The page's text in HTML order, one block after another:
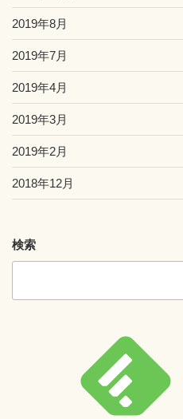
2019年8月
2019年7月
2019年4月
2019年3月
2019年2月
2018年12月
検索